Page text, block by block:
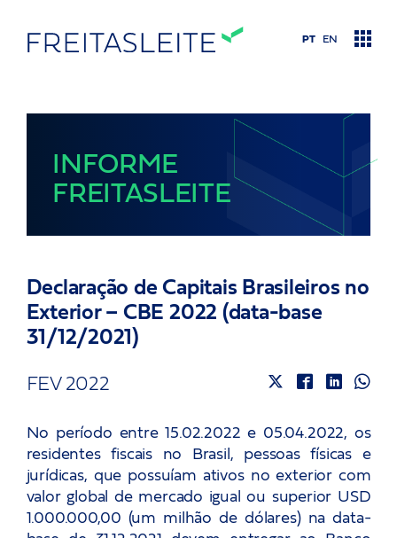
Conteúdo
Quem somos
Nosso time
Eventos
PT EN
INFORME
FREITASLEITE
Declaração de Capitais Brasileiros no
Exterior – CBE 2022 (data-base
31/12/2021)
FEV 2022
No período entre 15.02.2022 e 05.04.2022, os
residentes fiscais no Brasil, pessoas físicas e
jurídicas, que possuíam ativos no exterior com
valor global de mercado igual ou superior USD
1.000.000,00 (um milhão de dólares) na data-